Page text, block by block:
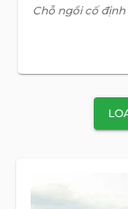
Chỗ ngồi cố định